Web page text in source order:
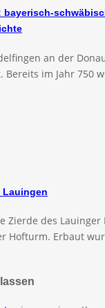
bayerisch-
an der
Bereits im Jahr 750
Lauingen
Zierde des
Hofturm. Erbaut